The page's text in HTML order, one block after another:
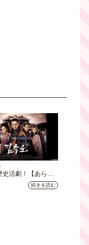
活劇！【あらす
イッキ読み】韓国ド
の王 キム・スロ』
続きを読む